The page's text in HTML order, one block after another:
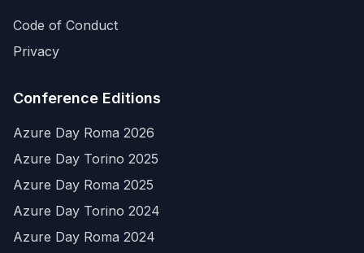
Code of Conduct
Privacy
Conference Editions
Azure Day Roma 2026
Azure Day Torino 2025
Azure Day Roma 2025
Azure Day Torino 2024
Azure Day Roma 2024